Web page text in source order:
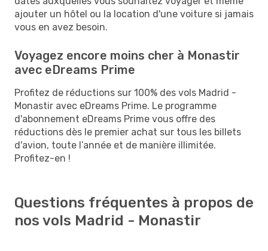
ajouter un hôtel ou la location d'une voiture si jamais
vous en avez besoin.
Voyagez encore moins cher à Monastir
avec eDreams Prime
Profitez de réductions sur 100% des vols Madrid -
Monastir avec eDreams Prime. Le programme
d'abonnement eDreams Prime vous offre des
réductions dès le premier achat sur tous les billets
d'avion, toute l’année et de manière illimitée.
Profitez-en !
Questions fréquentes à propos de
nos vols Madrid - Monastir